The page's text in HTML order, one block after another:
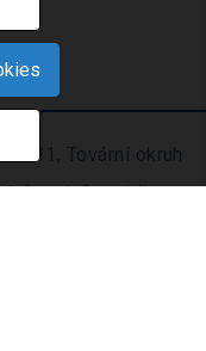
311, Tovární okruh
Czech Republic